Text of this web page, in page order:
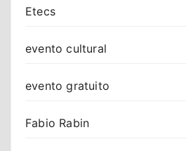
Etecs
evento cultural
evento gratuito
Fabio Rabin